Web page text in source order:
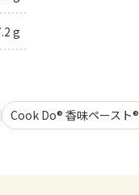
g
Cook Do® 香味ペースト®